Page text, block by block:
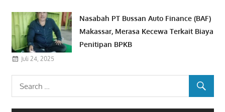
Nasabah PT Bussan Auto Finance (BAF)
Makassar, Merasa Kecewa Terkait Biaya
Penitipan BPKB
Juli 24, 2025